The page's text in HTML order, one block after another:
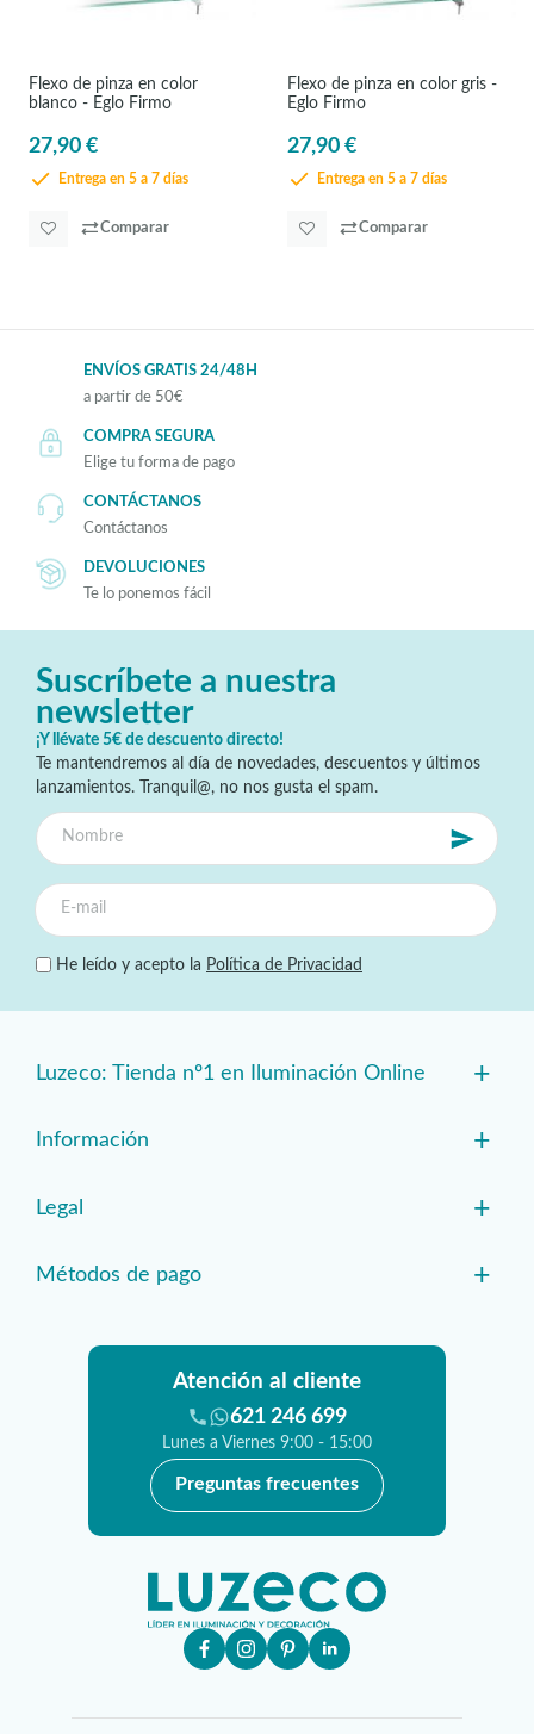
Flexo de pinza en color
blanco - Eglo Firmo
27,90 €
Entrega en 5 a 7 días
Comparar
Flexo de pinza en color gris -
Eglo Firmo
27,90 €
Entrega en 5 a 7 días
Comparar
ENVÍOS GRATIS 24/48H
a partir de 50€
COMPRA SEGURA
Elige tu forma de pago
CONTÁCTANOS
Contáctanos
DEVOLUCIONES
Te lo ponemos fácil
Suscríbete a nuestra
newsletter
¡Y llévate 5€ de descuento directo!
Te mantendremos al día de novedades, descuentos y últimos
lanzamientos. Tranquil@, no nos gusta el spam.
He leído y acepto la Política de Privacidad
Luzeco: Tienda nº1 en Iluminación Online +
Información +
Legal +
Métodos de pago +
Atención al cliente
621 246 699
Lunes a Viernes 9:00 - 15:00
Preguntas frecuentes